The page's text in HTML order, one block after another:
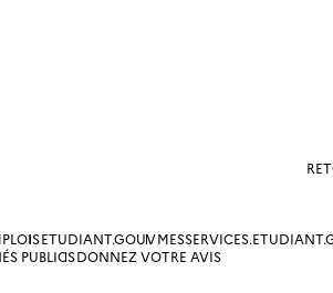
ETUDIANT.GOUV
PUBLICSDONNEZ VOTRE AVIS